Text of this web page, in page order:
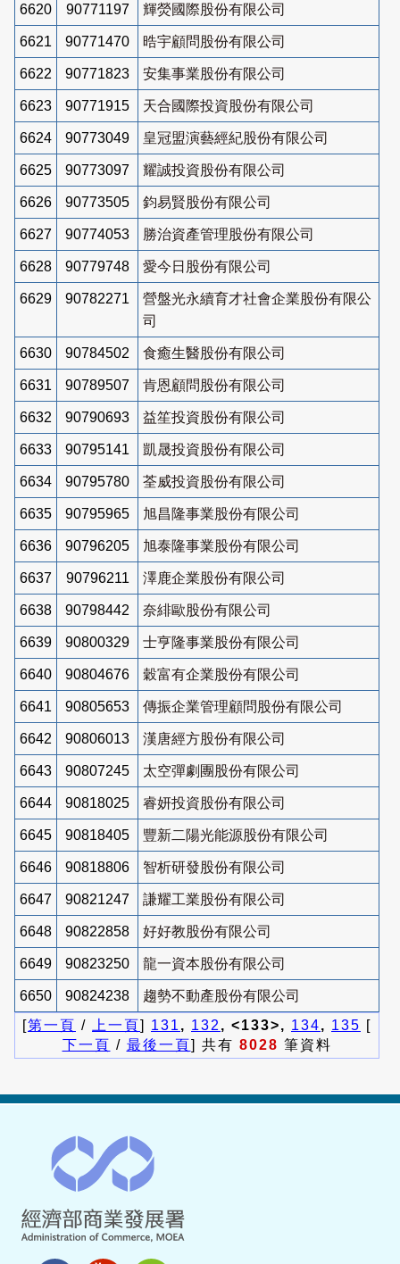
6620 90771197 輝熒國際股份有限公司
6621 90771470 晧宇顧問股份有限公司
6622 90771823 安集事業股份有限公司
6623 90771915 天合國際投資股份有限公司
6624 90773049 皇冠盟演藝經紀股份有限公司
6625 90773097 耀誠投資股份有限公司
6626 90773505 鈞易賢股份有限公司
6627 90774053 勝治資產管理股份有限公司
6628 90779748 愛今日股份有限公司
6629 90782271
營盤光永續育才社會企業股份有限公
司
6630 90784502 食癒生醫股份有限公司
6631 90789507 肯恩顧問股份有限公司
6632 90790693 益笙投資股份有限公司
6633 90795141 凱晟投資股份有限公司
6634 90795780 荃威投資股份有限公司
6635 90795965 旭昌隆事業股份有限公司
6636 90796205 旭泰隆事業股份有限公司
6637 90796211 澤鹿企業股份有限公司
6638 90798442 奈緋歐股份有限公司
6639 90800329 士亨隆事業股份有限公司
6640 90804676 穀富有企業股份有限公司
6641 90805653 傳振企業管理顧問股份有限公司
6642 90806013 漢唐經方股份有限公司
6643 90807245 太空彈劇團股份有限公司
6644 90818025 睿妍投資股份有限公司
6645 90818405 豐新二陽光能源股份有限公司
6646 90818806 智析研發股份有限公司
6647 90821247 謙耀工業股份有限公司
6648 90822858 好好教股份有限公司
6649 90823250 龍一資本股份有限公司
6650 90824238
趨勢不動產股份有限公司
[第一頁 / 上一頁] 131 , 132 , <133>, 134, 135 [
下一頁 / 最後一頁] 共有 8028 筆資料